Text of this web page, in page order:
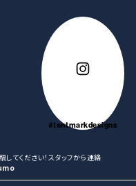
#tentmarkdesigns
ください！スタッフから連絡